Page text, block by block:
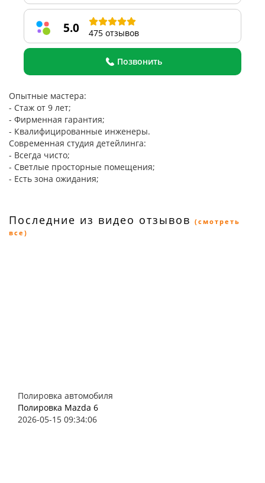
5.0 475 отзывов
Позвонить
Опытные мастера:
- Стаж от 9 лет;
- Фирменная гарантия;
- Квалифицированные инженеры.
Современная студия детейлинга:
- Всегда чисто;
- Светлые просторные помещения;
- Есть зона ожидания;
Последние из видео отзывов (смотреть
все)
Полировка автомобиля
Полировка Mazda 6
2026-05-15 09:34:06